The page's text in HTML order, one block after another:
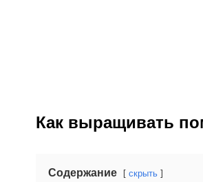
Как выращивать
Содержание скрыть